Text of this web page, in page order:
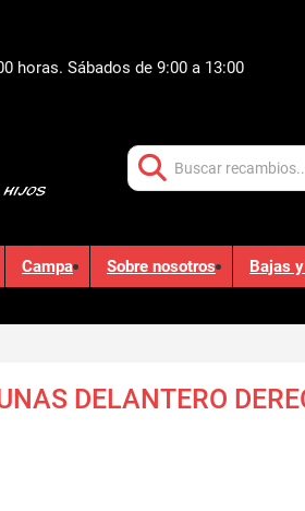
horas. Sábados de 9:00 a 13:00
Campa Sobre nosotros Bajas
DELANTERO